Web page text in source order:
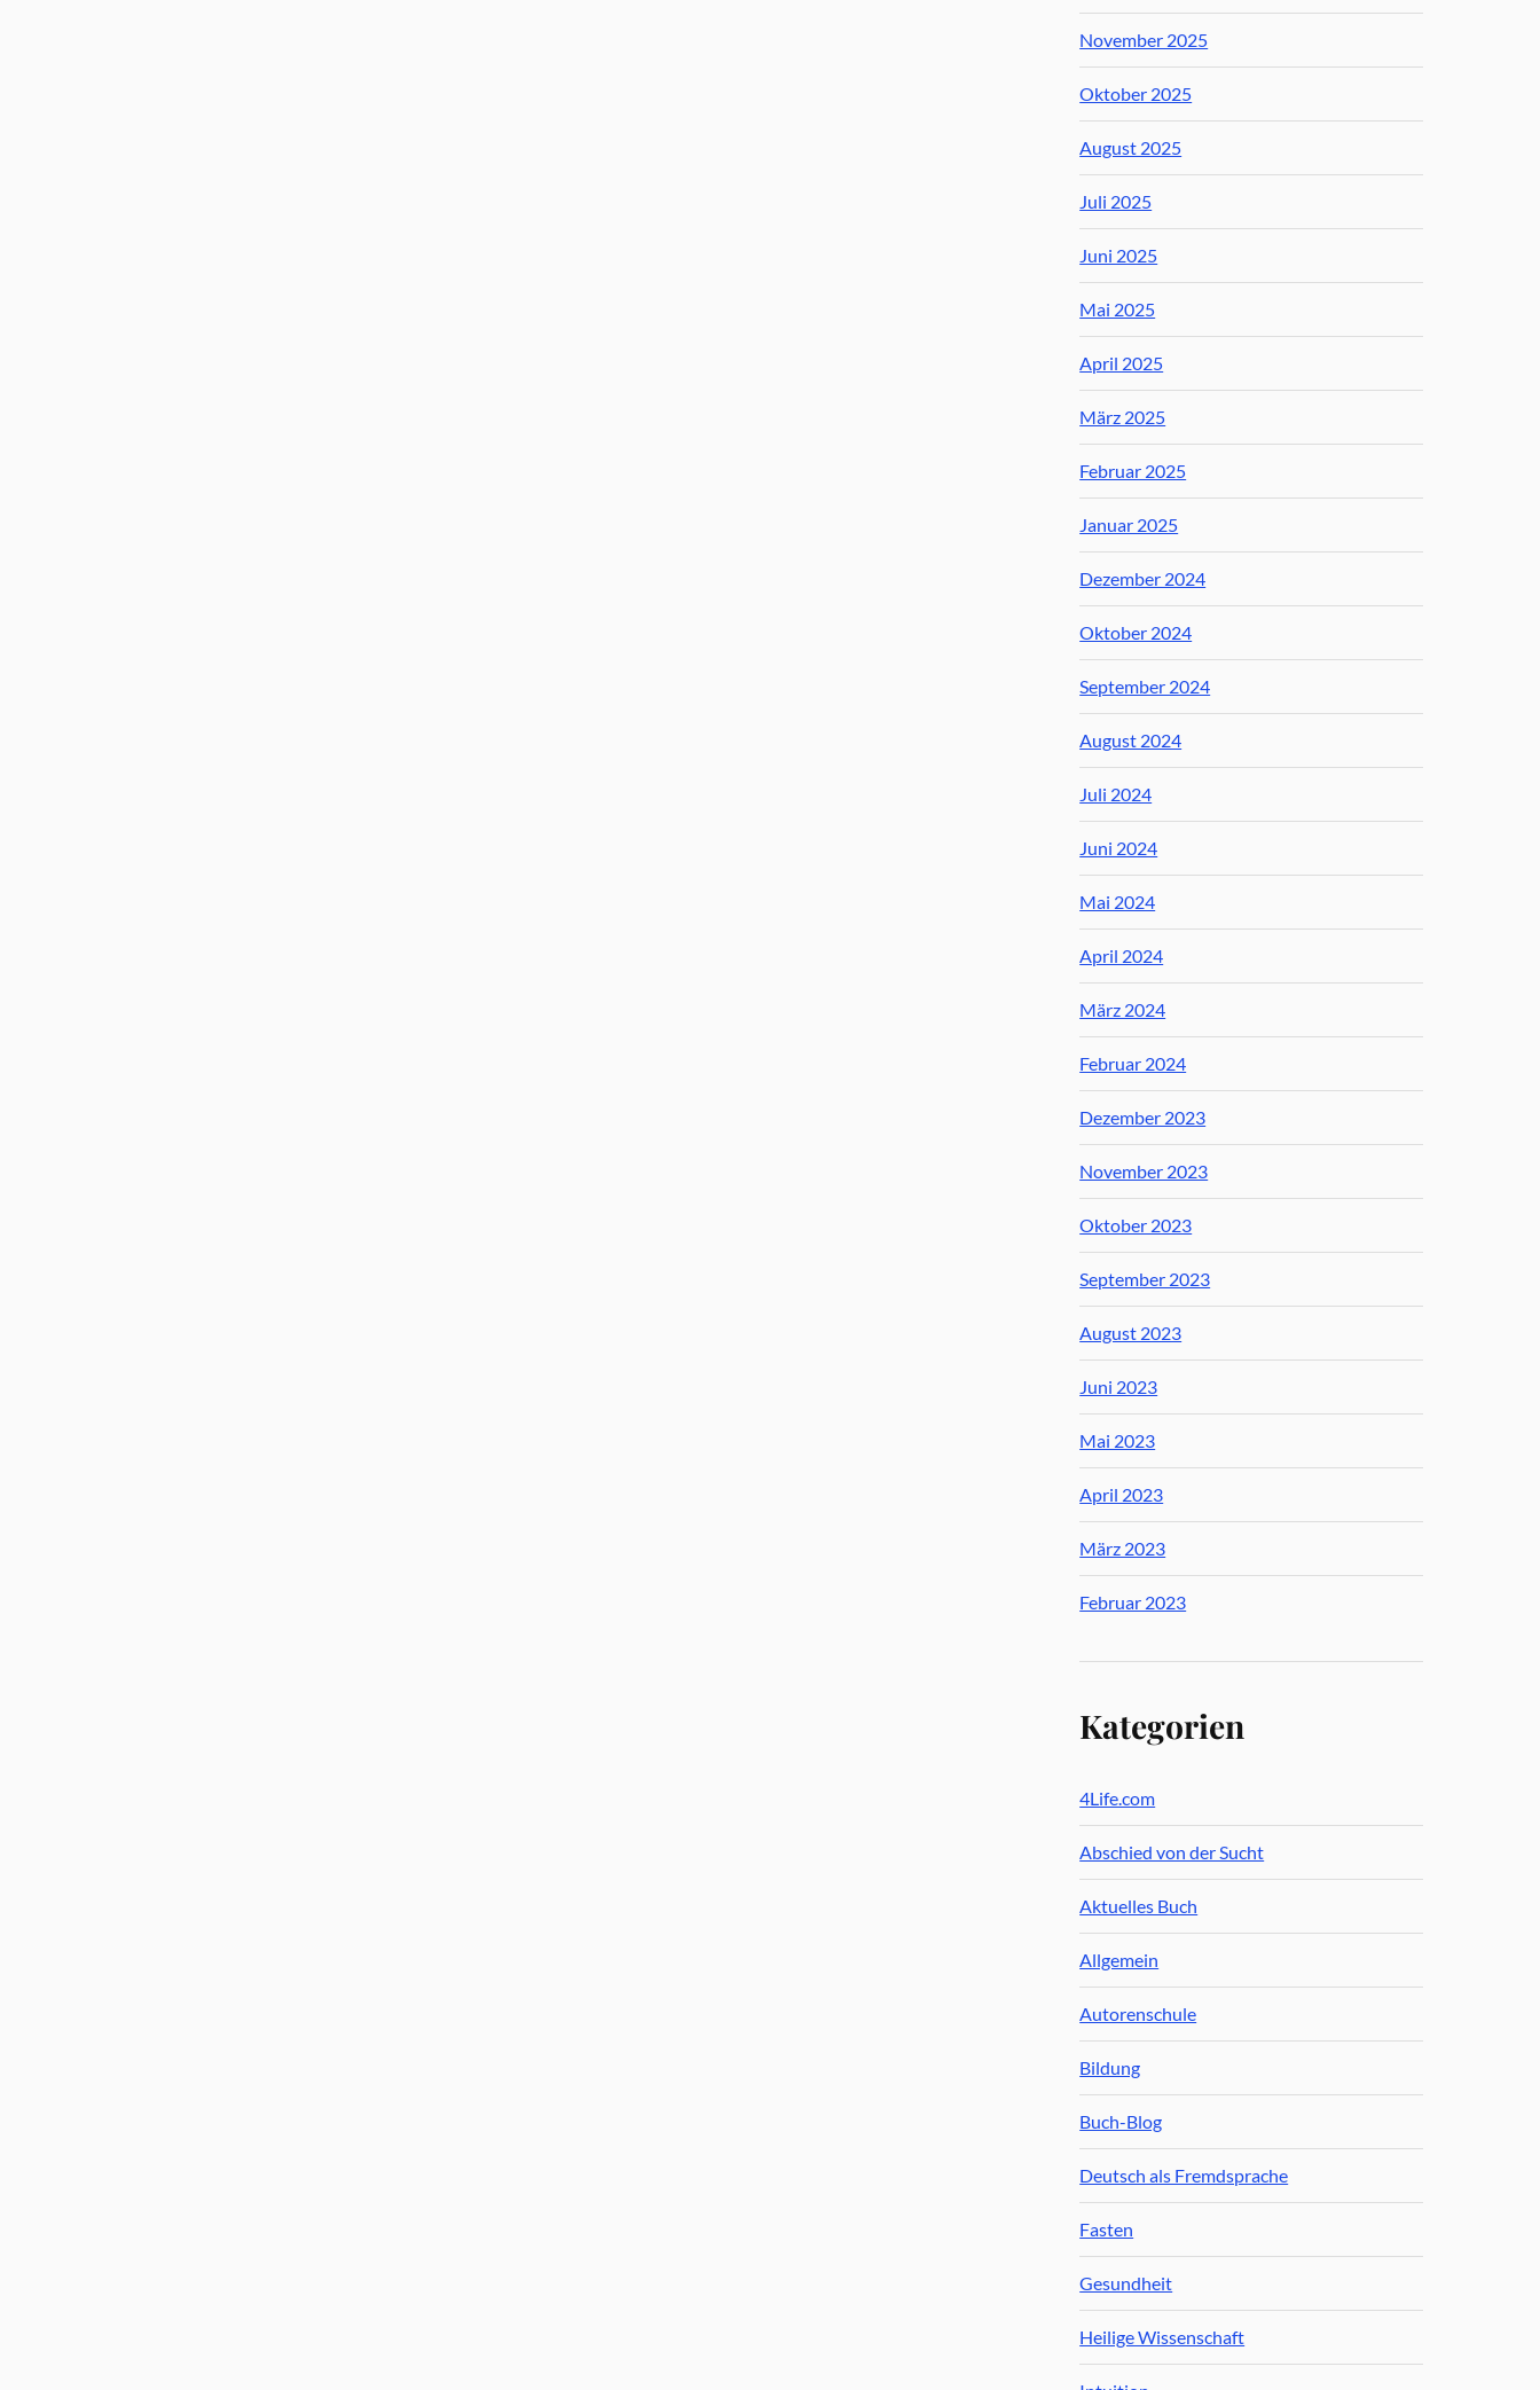
November 2025
Oktober 2025
August 2025
Juli 2025
Juni 2025
Mai 2025
April 2025
März 2025
Februar 2025
Januar 2025
Dezember 2024
Oktober 2024
September 2024
August 2024
Juli 2024
Juni 2024
Mai 2024
April 2024
März 2024
Februar 2024
Dezember 2023
November 2023
Oktober 2023
September 2023
August 2023
Juni 2023
Mai 2023
April 2023
März 2023
Februar 2023
Kategorien
4Life.com
Abschied von der Sucht
Aktuelles Buch
Allgemein
Autorenschule
Bildung
Buch-Blog
Deutsch als Fremdsprache
Fasten
Gesundheit
Heilige Wissenschaft